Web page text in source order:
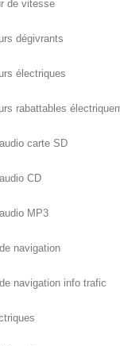
de vitesse
dégivrants
électriques
rabattables
carte SD
CD
MP3
navigation
navigation info trafic